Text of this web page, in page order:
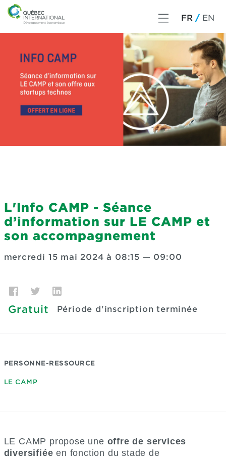
FR EN
L'Info CAMP - Séance
d’information sur LE CAMP et
son accompagnement
mercredi 15 mai 2024 à 08:15 — 09:00
Gratuit Période d'inscription terminée
PERSONNE-RESSOURCE
LE CAMP
LE CAMP propose une offre de services
diversifiée en fonction du stade de